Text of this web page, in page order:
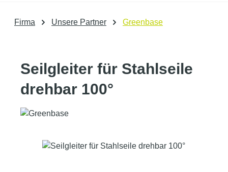
Firma Unsere Partner Greenbase
Seilgleiter für Stahlseile
drehbar 100°
Bildergalerie überspringen